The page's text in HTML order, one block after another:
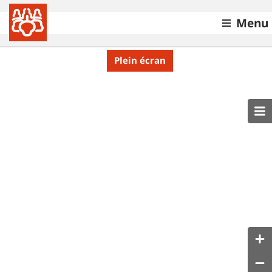
Menu
Plein écran